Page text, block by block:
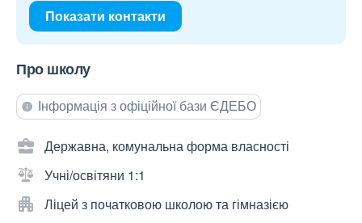
Показати контакти
Про школу
Інформація з офіційної бази ЄДЕБО
Державна, комунальна форма власності
Учні/освітяни 1:1
Ліцей з початковою школою та гімназією